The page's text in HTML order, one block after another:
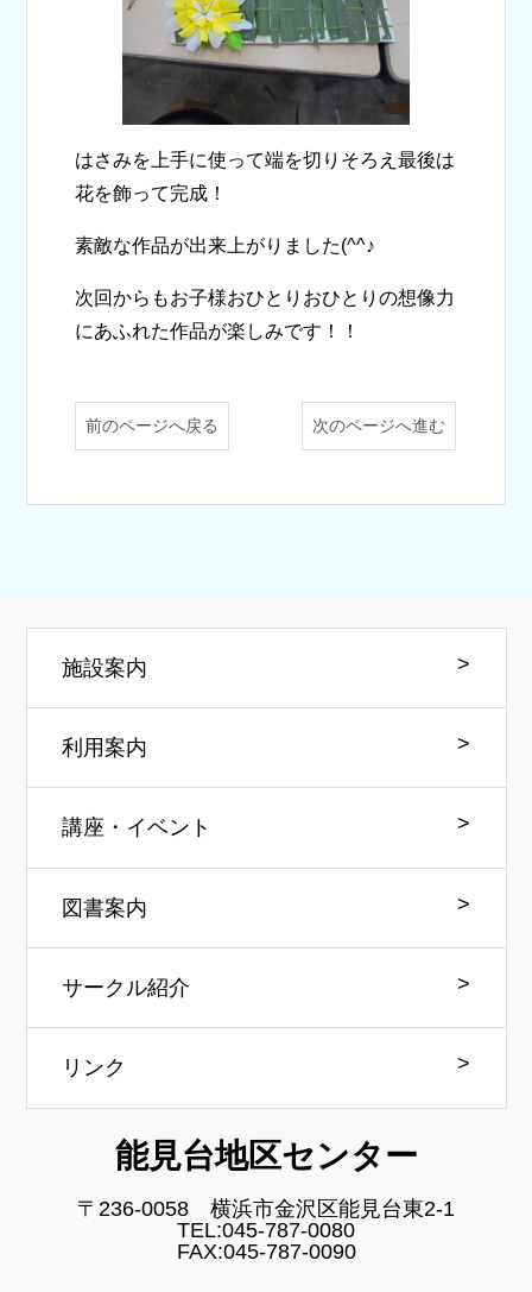
はさみを上手に使って端を切りそろえ最後は
花を飾って完成！
素敵な作品が出来上がりました(^^♪
次回からもお子様おひとりおひとりの想像力
にあふれた作品が楽しみです！！
前のページへ戻る 次のページへ進む
施設案内
利用案内
講座・イベント
図書案内
サークル紹介
リンク
能見台地区センター
〒236-0058 横浜市金沢区能見台東2-1
TEL:045-787-0080
FAX:045-787-0090